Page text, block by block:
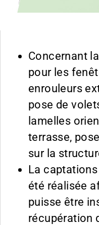
Concernant
pour les
enrouleurs
pose de
lamelles
terrasse,
sur la
La
été réalisée
puisse être
récupération